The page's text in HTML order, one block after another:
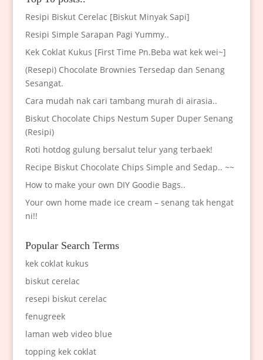
Resipi Biskut Cerelac [Biskut Minyak Sapi]
Resipi Simple Sarapan Pagi Yummy..
Kek Coklat Kukus [First Time Pn.Beba wat kek wei~]
(Resepi) Chocolate Brownies Tersedap dan Senang
Sesangat.
Cara mudah nak cari tambang murah di airasia..
Biskut Chocolate Chips Nestum Super Duper Senang
(Resipi)
Roti hotdog gulung bersalut telur yang terbaek!
Recipe Biskut Chocolate Chips Simple and Sedap.. ~~
How to make your own DIY Goodie Bags..
Your own home made ice cream – senang tak hengat
ni!!
Popular Search Terms
kek coklat kukus
biskut cerelac
resepi biskut cerelac
fenugreek
laman web video blue
topping kek coklat